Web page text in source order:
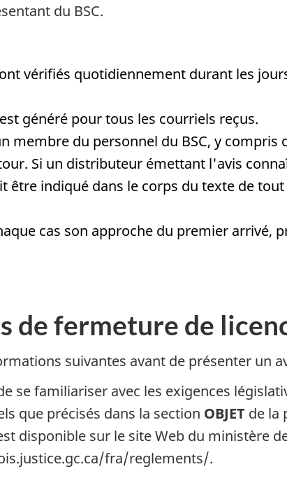
du BSC.
vérifiés quotidiennement durant les
généré pour tous les courriels reçus.
membre du personnel du BSC, y compris
Si un distributeur émettant l'avis
être indiqué dans le corps du texte de
cas son approche du premier arrivé,
de fermeture de
suivantes avant de présenter un
se familiariser avec les exigences
que précisés dans la section OBJET de la
disponible sur le site Web du ministère
fra/reglements/.